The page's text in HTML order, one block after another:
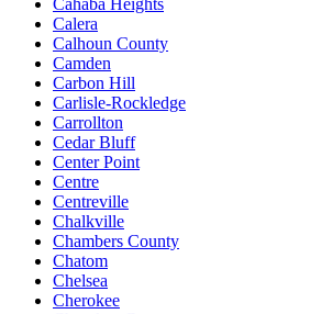
Calera
Calhoun County
Camden
Carbon Hill
Carlisle-Rockledge
Carrollton
Cedar Bluff
Center Point
Centre
Centreville
Chalkville
Chambers County
Chatom
Chelsea
Cherokee